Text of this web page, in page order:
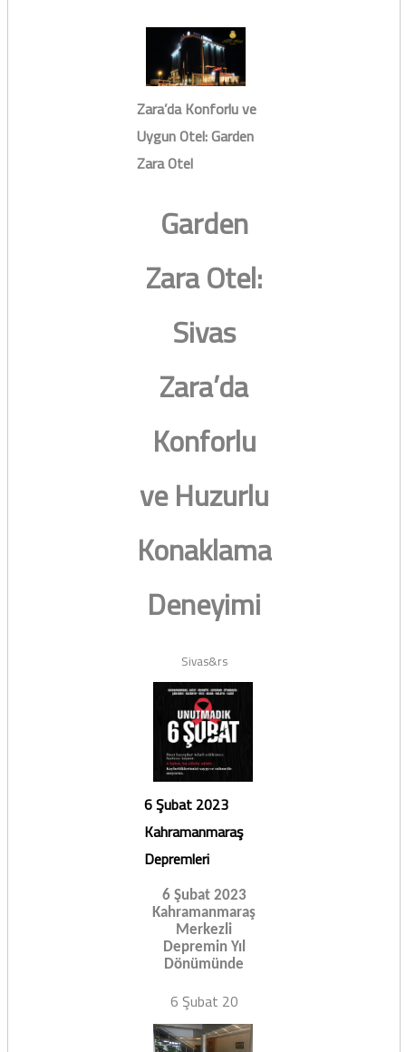
Zara’da Konforlu ve
Uygun Otel: Garden
Zara Otel
Garden
Zara Otel:
Sivas
Zara’da
Konforlu
ve Huzurlu
Konaklama
Deneyimi
Sivas&rs
6 Şubat 2023
Kahramanmaraş
Depremleri
6 Şubat 2023
Kahramanmaraş
Merkezli
Depremin Yıl
Dönümünde
6 Şubat 20